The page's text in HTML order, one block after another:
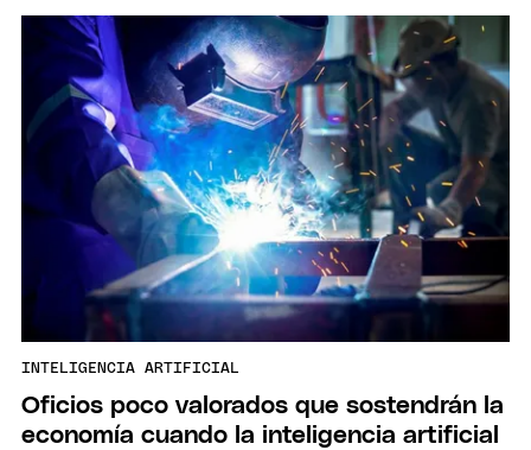
INTELIGENCIA ARTIFICIAL
Oficios poco valorados que sostendrán la
economía cuando la inteligencia artificial